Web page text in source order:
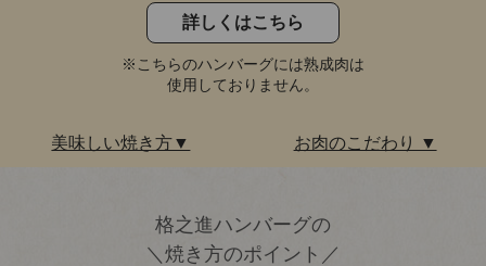
詳しくはこちら
※こちらのハンバーグには熟成肉は
使用しておりません。
美味しい焼き方▼ お肉のこだわり ▼
格之進ハンバーグの
＼焼き方のポイント／